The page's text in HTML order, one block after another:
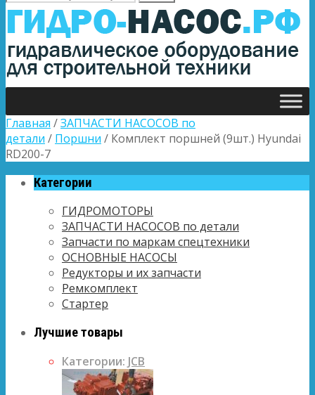
Главная /ЗАПЧАСТИ НАСОСОВ по
детали / Поршни / Комплект поршней (9шт.) Hyundai
RD200-7
Категории
ГИДРОМОТОРЫ
ЗАПЧАСТИ НАСОСОВ по детали
Запчасти по маркам спецтехники
ОСНОВНЫЕ НАСОСЫ
Редукторы и их запчасти
Ремкомплект
Стартер
Лучшие товары
Категории: JCB